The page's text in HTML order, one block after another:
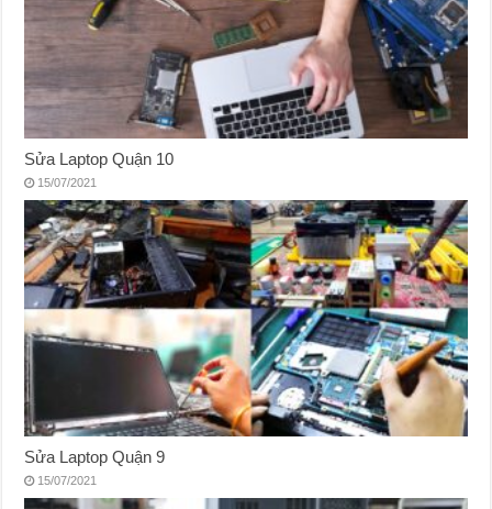
Sửa Laptop Quận 10
15/07/2021
Sửa Laptop Quận 9
15/07/2021